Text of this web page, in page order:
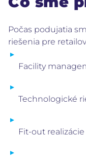
Počas podujatia
riešenia pre
Facility
Technologické
Fit-out realizácie